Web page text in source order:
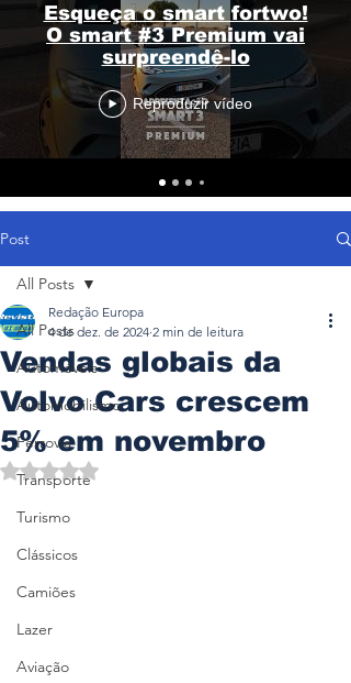
Esqueça o smart fortwo!
O smart #3 Premium vai
surpreendê-lo
Reproduzir vídeo
Post
All Posts
Automóveis
Automobilismo
Ferrovia
Transporte
Turismo
Clássicos
Camiões
Lazer
Aviação
All Posts
Vendas globais da
Volvo Cars crescem
5% em novembro
Redação Europa
4 de dez. de 2024 2 min de leitura
Avaliado com NaN de 5 estrelas.